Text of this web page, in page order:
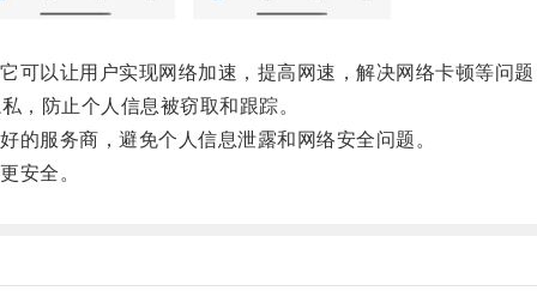
让用户实现网络加速，提高网速，解决网络卡顿等问题
，防止个人信息被窃取和跟踪。
服务商，避免个人信息泄露和网络安全问题。
安全。